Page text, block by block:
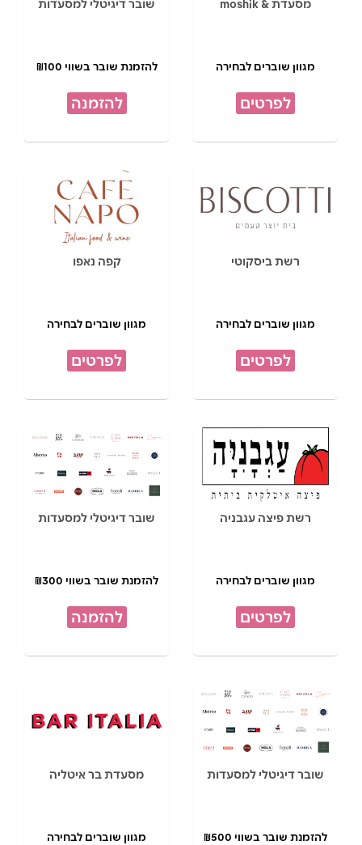
מסעדת & moshik
מגוון שוברים לבחירה
לפרטים
שובר דיגיטלי למסעדות
להזמנת שובר בשווי ₪100
להזמנה
רשת ביסקוטי
מגוון שוברים לבחירה
לפרטים
קפה נאפו
מגוון שוברים לבחירה
לפרטים
רשת פיצה עגבניה
מגוון שוברים לבחירה
לפרטים
שובר דיגיטלי למסעדות
להזמנת שובר בשווי ₪300
להזמנה
שובר דיגיטלי למסעדות
להזמנת שובר בשווי ₪500
מסעדת בר איטליה
מגוון שוברים לבחירה